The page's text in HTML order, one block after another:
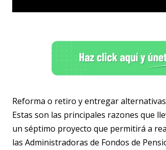
Reforma o retiro y entregar
Estas son las principales razones que
un séptimo proyecto que permitirá a
las Administradoras de Fondos de